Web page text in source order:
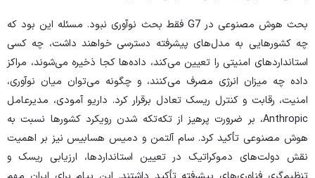
بحث هوش مصنوعی در G7 فقط بحث نوآوری نبود. مسئله این بود که
چه کشور‌هایی به مدل‌های پیشرفته دسترسی خواهند داشت، چه کسی
استاندارد‌های امنیتی را تعیین می‌کند، داده‌ها کجا ذخیره می‌شوند، مراکز
داده چه میزان انرژی مصرف می‌کنند، و چگونه می‌توان میان نوآوری،
امنیت، رقابت و کنترل ریسک تعادل برقرار کرد. داریو آمودی، مدیرعامل
Anthropic، بر ضرورت پرهیز از تکه‌تکه شدن رویکرد کشور‌ها نسبت به
هوش مصنوعی تأکید کرد. سام آلتمن و دمیس هسابیس نیز بر اهمیت
نقش دولت‌های دموکراتیک در تعیین استانداردها، ارزیابی ریسک و